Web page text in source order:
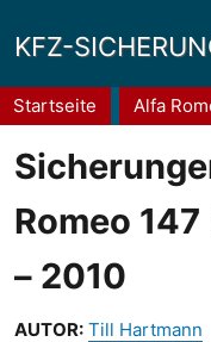
KFZ-
Startseite Alfa
Romeo
– 2010
AUTOR: Till Hartmann